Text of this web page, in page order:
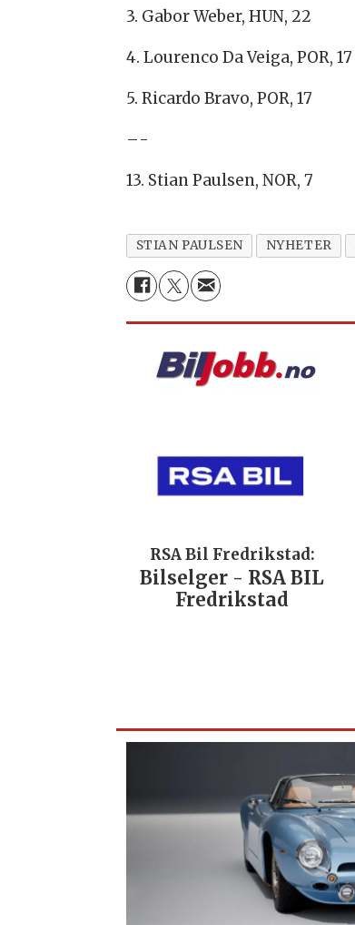
3. Gabor Weber, HUN, 22
4. Lourenco Da Veiga, POR, 17
5. Ricardo Bravo, POR, 17
–-
13. Stian Paulsen, NOR, 7
STIAN PAULSEN NYHETER
RSA Bil Fredrikstad:
Bilselger - RSA BIL
Fredrikstad